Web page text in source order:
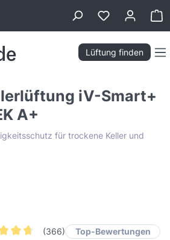
Lüftung finden
iV-Smart+
A+
für trockene Keller und
(366) Top-Bewertungen